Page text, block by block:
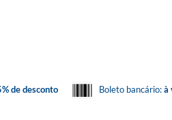
de desconto Boleto bancário:à